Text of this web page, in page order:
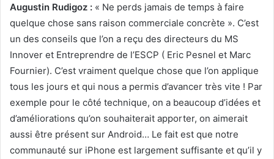
Augustin Rudigoz : « Ne perds jamais de temps à faire
quelque chose sans raison commerciale concrète ». C’est
un des conseils que l’on a reçu des directeurs du MS
Innover et Entreprendre de l’ESCP ( Eric Pesnel et Marc
Fournier). C’est vraiment quelque chose que l’on applique
tous les jours et qui nous a permis d’avancer très vite ! Par
exemple pour le côté technique, on a beaucoup d’idées et
d’améliorations qu’on souhaiterait apporter, on aimerait
aussi être présent sur Android… Le fait est que notre
communauté sur iPhone est largement suffisante et qu’il y